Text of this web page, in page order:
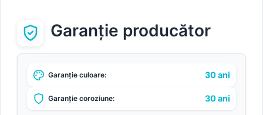
Garanție producător
Garanție culoare: 30 ani
Garanție coroziune: 30 ani